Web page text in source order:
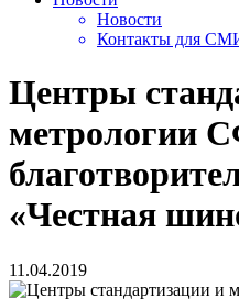
Новости
Контакты для
Центры
метрологии
«Честная
11.04.2019